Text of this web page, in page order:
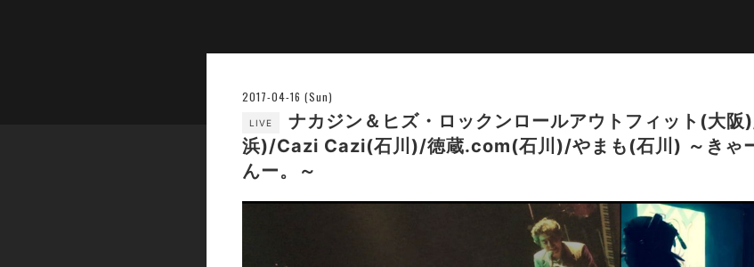
2017-04-16 (Sun)
LIVE
ナカジン＆ヒズ・ロックンロールアウトフィット(大
浜)/Cazi Cazi(石川)/徳蔵.com(石川)/やまも(石川) ～きゃ
んー。～